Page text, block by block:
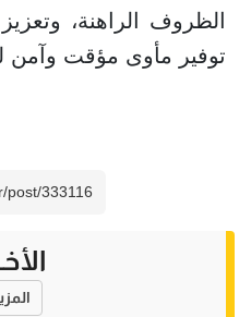
الظروف الراهنة،
توفير مأوى مؤقت وآمن